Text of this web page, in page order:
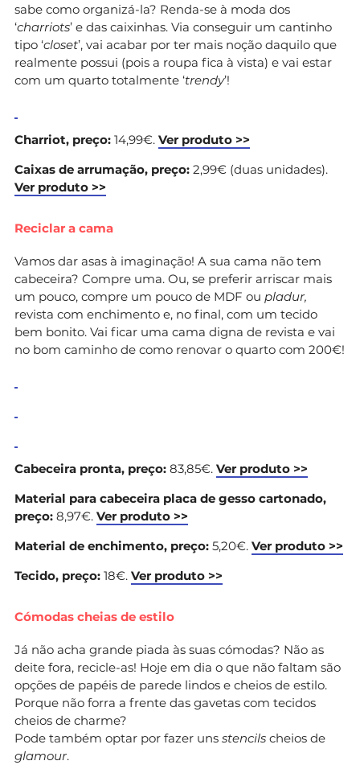
sabe como organizá-la? Renda-se à moda dos
‘charriots’ e das caixinhas. Via conseguir um cantinho
tipo ‘closet’, vai acabar por ter mais noção daquilo que
realmente possui (pois a roupa fica à vista) e vai estar
com um quarto totalmente ‘trendy’!
Charriot, preço: 14,99€. Ver produto >>
Caixas de arrumação, preço: 2,99€ (duas unidades).
Ver produto >>
Reciclar a cama
Vamos dar asas à imaginação! A sua cama não tem
cabeceira? Compre uma. Ou, se preferir arriscar mais
um pouco, compre um pouco de MDF ou pladur,
revista com enchimento e, no final, com um tecido
bem bonito. Vai ficar uma cama digna de revista e vai
no bom caminho de como renovar o quarto com 200€!
Cabeceira pronta, preço: 83,85€. Ver produto >>
Material para cabeceira placa de gesso cartonado,
preço: 8,97€. Ver produto >>
Material de enchimento, preço: 5,20€. Ver produto >>
Tecido, preço: 18€. Ver produto >>
Cómodas cheias de estilo
Já não acha grande piada às suas cómodas? Não as
deite fora, recicle-as! Hoje em dia o que não faltam são
opções de papéis de parede lindos e cheios de estilo.
Porque não forra a frente das gavetas com tecidos
cheios de charme?
Pode também optar por fazer uns stencils cheios de
glamour.